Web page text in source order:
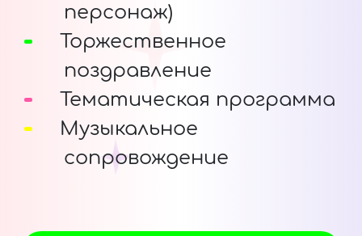
персонаж)
Торжественное
поздравление
Тематическая программа
Музыкальное
сопровождение